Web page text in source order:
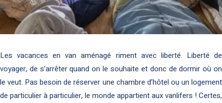
Les vacances en van aménagé riment avec liberté. Liberté de
voyager, de s’arrêter quand on le souhaite et donc de dormir où on
le veut. Pas besoin de réserver une chambre d’hôtel ou un logement
de particulier à particulier, le monde appartient aux vanlifers ! Certes,